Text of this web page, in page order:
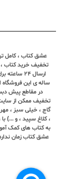
عشق کتاب ، کامل
تخفیف خرید کتاب ،
ارسال ٢٤
ساله ی این فروشگاه
در مقاطع پیش
تخفیف ممکن از
گاج ، خیلی سبز ،
، کلاغ سپید ، و ...)
به کتاب های کمک
عشق کتاب زمان